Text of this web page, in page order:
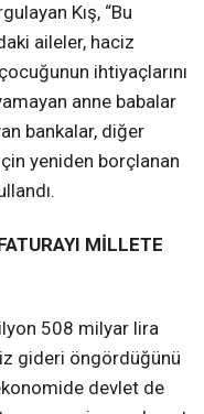
Kış, “Bu
aileler, haciz
ihtiyaçlarını
anne babalar
bankalar, diğer
yeniden borçlanan
MİLLETE
508 milyar lira
gideri öngördüğünü
devlet de